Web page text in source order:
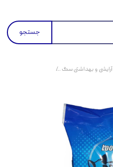
جستجو
آرایشی و بهداشتی سگ